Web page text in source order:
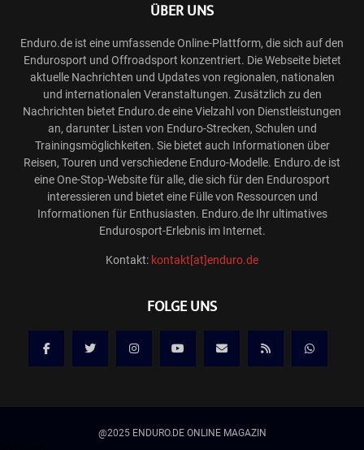
ÜBER UNS
Enduro.de ist eine umfassende Online-Plattform, die sich auf den
Endurosport und Offroadsport konzentriert. Die Webseite bietet
aktuelle Nachrichten und Updates von regionalen, nationalen
und internationalen Veranstaltungen. Zusätzlich zu den
Nachrichten bietet Enduro.de eine Vielzahl von Dienstleistungen
an, darunter Listen von Enduro-Strecken, Schulen und
Trainingsmöglichkeiten. Sie bietet auch Informationen über
Reisen, Touren und verschiedene Enduro-Modelle. Enduro.de ist
eine One-Stop-Website für alle, die sich für den Endurosport
interessieren und bietet eine Fülle von Ressourcen und
Informationen für Enthusiasten. Enduro.de Ihr ultimatives
Endurosport-Erlebnis im Internet.
Kontakt: kontakt[at]enduro.de
FOLGE UNS
@2025 ENDURO.DE ONLINE MAGAZIN